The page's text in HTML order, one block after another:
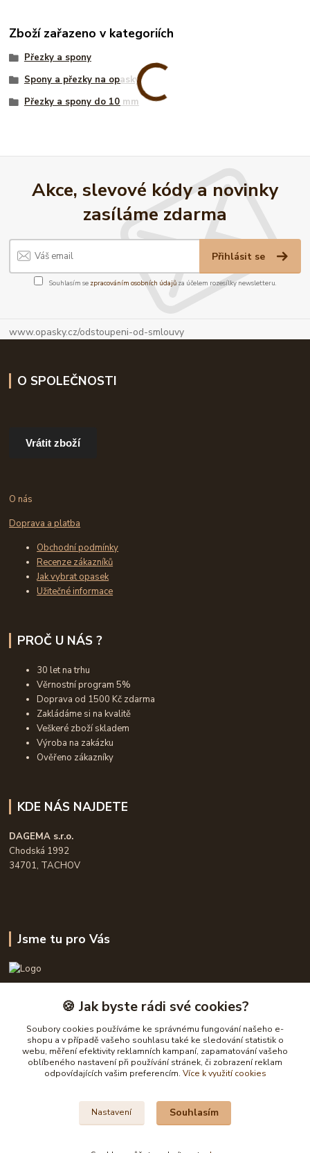
Zboží zařazeno v kategoriích
Přezky a spony
Spony a přezky na opasky
Přezky a spony do 10 mm
Akce, slevové kódy a novinky
zasíláme zdarma
Přihlásit se
Souhlasím se zpracováním osobních údajůza účelem rozesílky newsletteru.
www.opasky.cz/odstoupeni-od-smlouvy
O SPOLEČNOSTI
Vrátit zboží
O nás
Doprava a platba
Obchodní podmínky
Recenze zákazníků
Jak vybrat opasek
Užitečné informace
PROČ U NÁS ?
30 let na trhu
Věrnostní program 5%
Doprava od 1500 Kč zdarma
Zakládáme si na kvalitě
Veškeré zboží skladem
Výroba na zakázku
Ověřeno zákazníky
KDE NÁS NAJDETE
DAGEMA s.r.o.
Chodská 1992
34701, TACHOV
Jsme tu pro Vás
Frühauf Emanuel, Havelková Dagmar
777632148, 777 832 148
obchod@opasky.cz
🍪 Jak byste rádi své cookies?
Soubory cookies používáme ke správnému fungování našeho e-
shopu a v případě vašeho souhlasu také ke sledování statistik o
webu, měření efektivity reklamních kampaní, zapamatování vašeho
oblíbeného nastavení při používání stránek, či zobrazení reklam
odpovídajících vašim preferencím. Více k využití cookies
Nastavení Souhlasím